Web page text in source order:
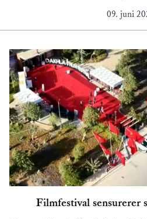
09. juni
Filmfestival sensurerer